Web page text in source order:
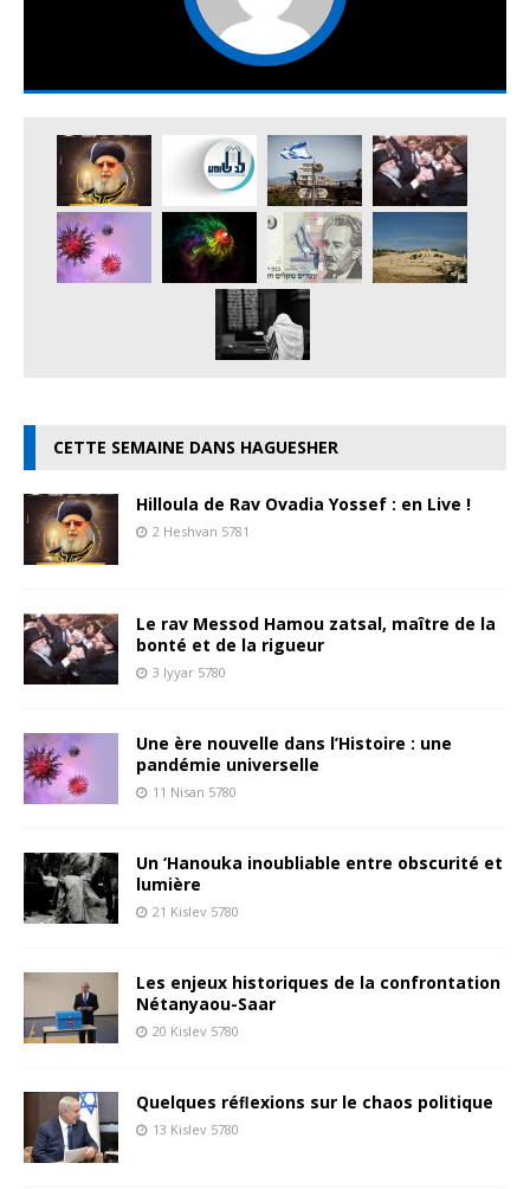
CETTE SEMAINE DANS HAGUESHER
Hilloula de Rav Ovadia Yossef : en Live !
2 Heshvan 5781
Le rav Messod Hamou zatsal, maître de la
bonté et de la rigueur
3 Iyyar 5780
Une ère nouvelle dans l’Histoire : une
pandémie universelle
11 Nisan 5780
Un ‘Hanouka inoubliable entre obscurité et
lumière
21 Kislev 5780
Les enjeux historiques de la confrontation
Nétanyaou-Saar
20 Kislev 5780
Quelques réﬂexions sur le chaos politique
13 Kislev 5780